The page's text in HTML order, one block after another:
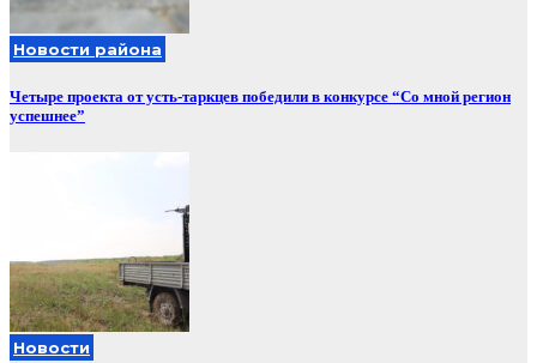
Новости района
Четыре проекта от усть-таркцев победили в конкурсе “Со мной регион
успешнее”
Новости